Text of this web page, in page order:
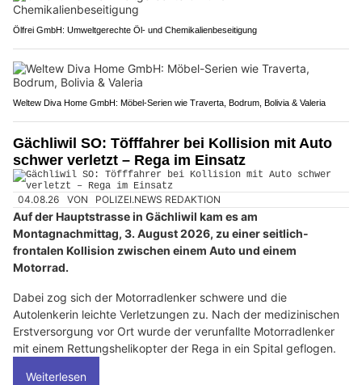
Ölfrei GmbH: Umweltgerechte Öl- und Chemikalienbeseitigung
Weltew Diva Home GmbH: Möbel-Serien wie Traverta, Bodrum, Bolivia & Valeria
Gächliwil SO: Töfffahrer bei Kollision mit Auto
schwer verletzt – Rega im Einsatz
04.08.26 VON POLIZEI.NEWS REDAKTION
Auf der Hauptstrasse in Gächliwil kam es am
Montagnachmittag, 3. August 2026, zu einer seitlich-
frontalen Kollision zwischen einem Auto und einem
Motorrad.
Dabei zog sich der Motorradlenker schwere und die
Autolenkerin leichte Verletzungen zu. Nach der medizinischen
Erstversorgung vor Ort wurde der verunfallte Motorradlenker
mit einem Rettungshelikopter der Rega in ein Spital geflogen.
Weiterlesen